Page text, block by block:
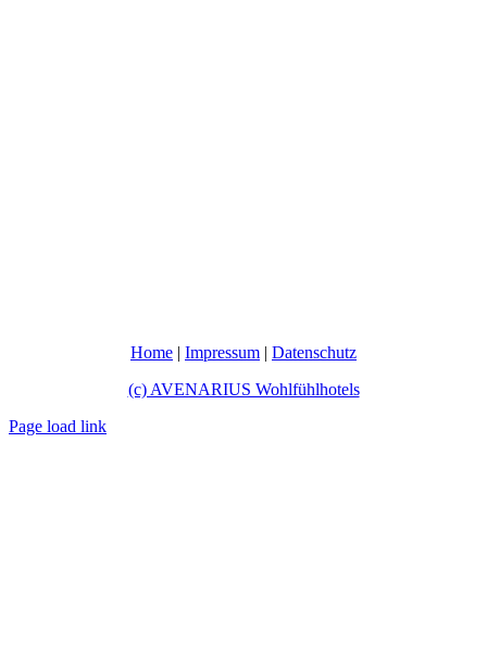
Home | Impressum | Datenschutz
(c) AVENARIUS Wohlfühlhotels
Page load link